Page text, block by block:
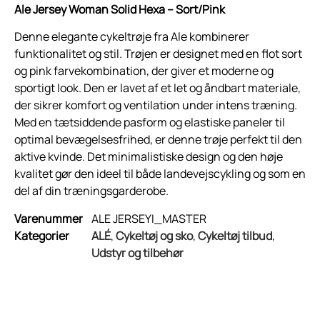
Ale Jersey Woman Solid Hexa – Sort/Pink
Denne elegante cykeltrøje fra Ale kombinerer
funktionalitet og stil. Trøjen er designet med en flot sort
og pink farvekombination, der giver et moderne og
sportigt look. Den er lavet af et let og åndbart materiale,
der sikrer komfort og ventilation under intens træning.
Med en tætsiddende pasform og elastiske paneler til
optimal bevægelsesfrihed, er denne trøje perfekt til den
aktive kvinde. Det minimalistiske design og den høje
kvalitet gør den ideel til både landevejscykling og som en
del af din træningsgarderobe.
Varenummer ALE JERSEYI_MASTER
Kategorier
ALÉ,Cykeltøj og sko,Cykeltøj tilbud,
Udstyr og tilbehør